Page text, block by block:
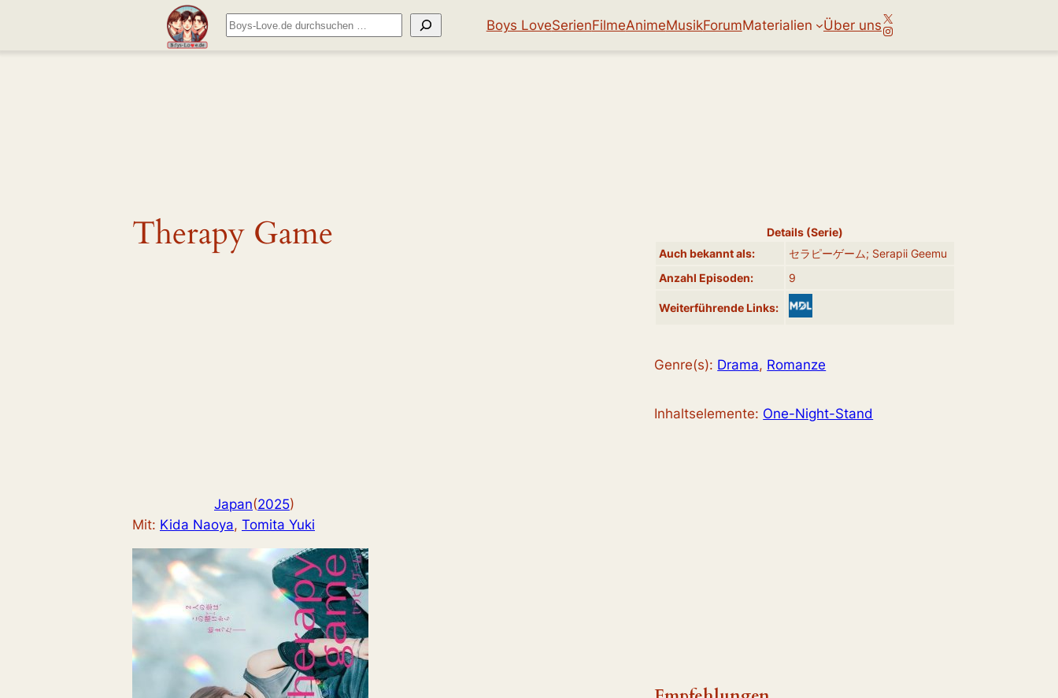
Suchen Boys LoveSerienFilmeAnimeMusikForumMaterialien Über unsX
Instagram
Therapy Game
Japan(2025)
Mit: Kida Naoya, Tomita Yuki
Details (Serie)
Auch bekannt als:
セラピーゲーム; Serapii Geemu
Anzahl Episoden:
9
Weiterführende Links:
Genre(s): Drama, Romanze
Inhaltselemente: One-Night-Stand